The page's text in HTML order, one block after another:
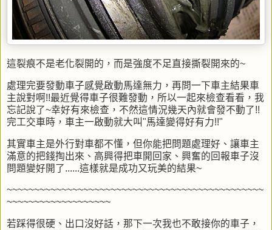
這裂痕不是老化裂開的，而是強度不足直接撕裂開來的~
處理完要發動車子感覺啟動馬達無力，再問一下車主結果車
主說對啊!!最近覺得車子很難發動，所以一起來檢查看看，我
忘記說了~幸好有來檢查，不然這情況幾天內就會發不動了!!
完工交車時，車主一啟動就大叫"馬達變得好有力!!"
其實車主是外行對車都不懂，但你能把問題處理好、讓車主
滿意的把錢掏出來、高興得把車開回家、興奮的回報車子沒
問題變好開了......這樣就是成功又玩美的結果~
~~~~~~~~~~~~~~~~~~~~~~~~~~~~~~~~~~~~~~~~~~~~~~~
~~~~~~~~~~~~~~~~~~~
若踩得很硬、出口沒好話，那下一次我也不敢接你的車子，